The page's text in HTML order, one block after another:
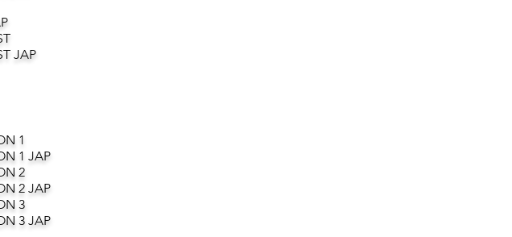
JAP
1
1 JAP
2
2 JAP
3
3 JAP